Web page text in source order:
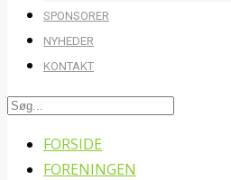
SPONSORER
NYHEDER
KONTAKT
FORSIDE
FORENINGEN